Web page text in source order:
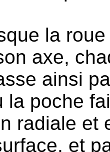
la
axe,
ainsi
la poche
radiale et
et